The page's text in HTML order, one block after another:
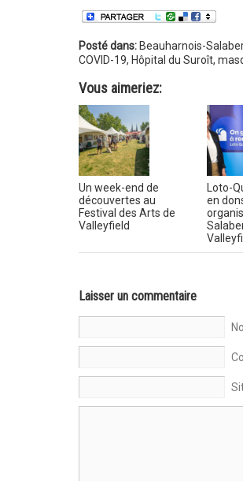
Posté dans: Beauharnois-
COVID-19, Hôpital du Suroît,
Vous aimeriez:
Un week-end de
découvertes au
Festival des Arts de
Valleyfield
Loto-
en
Laisser un commentaire